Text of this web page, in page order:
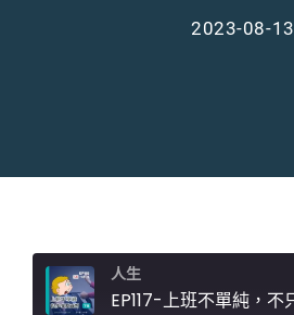
2023-08-13
人生